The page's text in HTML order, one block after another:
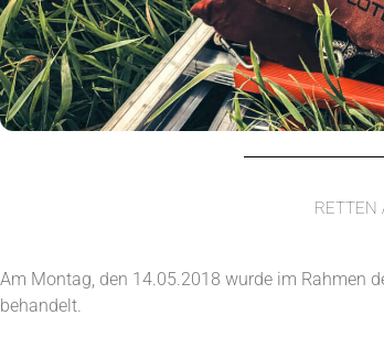
RETTEN
Am Montag, den 14.05.2018 wurde im Rahmen
behandelt.